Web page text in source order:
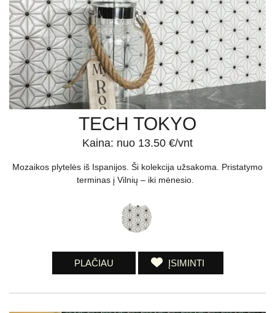
TECH TOKYO
Kaina: nuo 13.50 €/vnt
Mozaikos plytelės iš Ispanijos. Ši kolekcija užsakoma. Pristatymo
terminas į Vilnių – iki mėnesio.
PLAČIAU ĮSIMINTI